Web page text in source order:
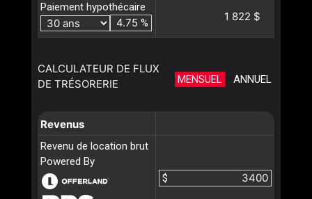
Paiement hypothécaire
%
1 822 $
CALCULATEUR DE FLUX
DE TRÉSORERIE
MENSUEL ANNUEL
Revenus
Revenu de location brut
Powered By
$